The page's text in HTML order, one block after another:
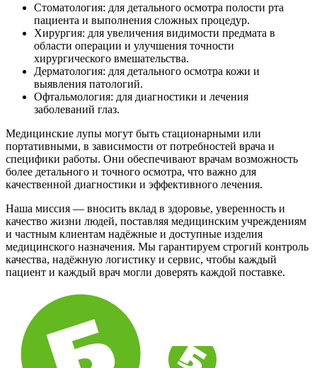
Стоматология: для детального осмотра полости рта
пациента и выполнения сложных процедур.
Хирургия: для увеличения видимости предмата в
области операции и улучшения точности
хирургического вмешательства.
Дерматология: для детального осмотра кожи и
выявления патологий.
Офтальмология: для диагностики и лечения
заболеваний глаз.
Медицинские лупы могут быть стационарными или
портативными, в зависимости от потребностей врача и
специфики работы. Они обеспечивают врачам возможность
более детального и точного осмотра, что важно для
качественной диагностики и эффективного лечения.
Наша миссия — вносить вклад в здоровье, уверенность и
качество жизни людей, поставляя медицинским учреждениям
и частным клиентам надёжные и доступные изделия
медицинского назначения. Мы гарантируем строгий контроль
качества, надёжную логистику и сервис, чтобы каждый
пациент и каждый врач могли доверять каждой поставке.